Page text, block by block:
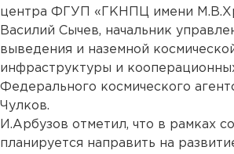
центра ФГУП «ГКНПЦ имени
Василий Сычев, начальник
выведения и наземной
инфраструктуры и
Федерального космического
Чулков.
И.Арбузов отметил, что в рамках
планируется направить на